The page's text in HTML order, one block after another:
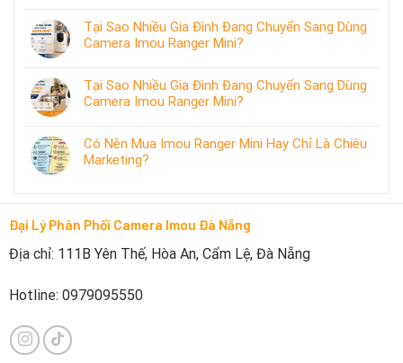
Tại Sao Nhiều Gia Đình Đang Chuyển Sang Dùng
Camera Imou Ranger Mini?
Tại Sao Nhiều Gia Đình Đang Chuyển Sang Dùng
Camera Imou Ranger Mini?
Có Nên Mua Imou Ranger Mini Hay Chỉ Là Chiêu
Marketing?
Đại Lý Phân Phối Camera Imou Đà Nẵng
Địa chỉ: 111B Yên Thế, Hòa An, Cẩm Lệ, Đà Nẵng
Hotline: 0979095550